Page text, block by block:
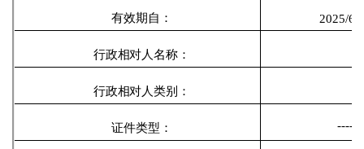
有效期自： 2025/6
行政相对人名称：
行政相对人类别：
证件类型： ----